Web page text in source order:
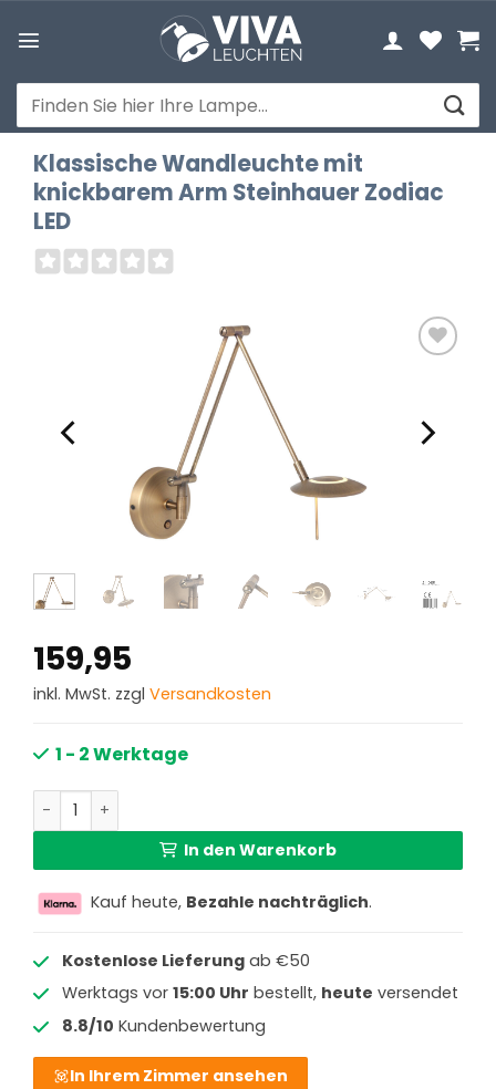
Inhalt
Suchen
nach:
Klassische Wandleuchte mit
knickbarem Arm Steinhauer Zodiac
LED
159,95
inkl. MwSt. zzgl Versandkosten
1 - 2 Werktage
Klassische Wandleuchte mit knickbarem Arm Steinhauer
In den Warenkorb
Kauf heute, Bezahle nachträglich.
Kostenlose Lieferungab €50
Werktags vor 15:00 Uhr bestellt, heute versendet
8.8/10 Kundenbewertung
In Ihrem Zimmer ansehen